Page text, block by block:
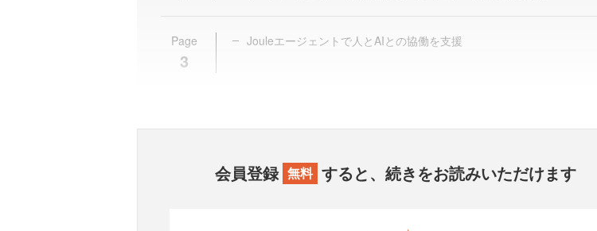
Page
3
Jouleエージェントで人とAIとの協働を支援
会員登録 無料 すると、続きをお読みいただけます